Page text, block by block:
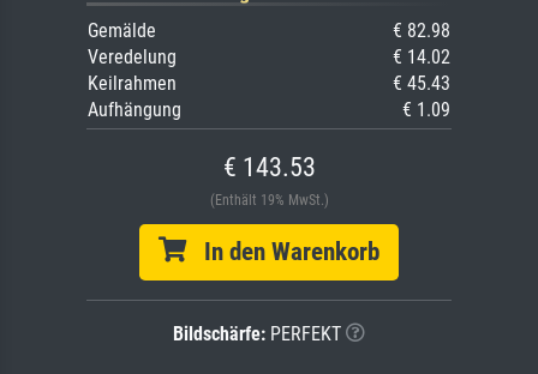
Gemälde
€ 82.98
Veredelung
€ 14.02
Keilrahmen
€ 45.43
Aufhängung
€ 1.09
€ 143.53
(Enthält 19% MwSt.)
In den Warenkorb
Bildschärfe: PERFEKT